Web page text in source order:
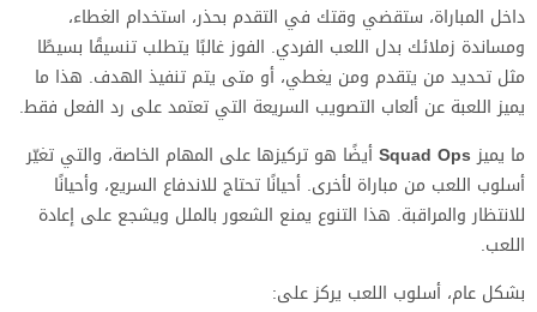
داخل المباراة، ستقضي وقتك في التقدم بحذر، استخدام الغطاء،
ومساندة زملائك بدل اللعب الفردي. الفوز غالبًا يتطلب تنسيقًا بسيطًا
مثل تحديد من يتقدم ومن يغطي، أو متى يتم تنفيذ الهدف. هذا ما
يميز اللعبة عن ألعاب التصويب السريعة التي تعتمد على رد الفعل فقط.
ما يميزSquad Opsأيضًا هو تركيزها على المهام الخاصة، والتي تغيّر
أسلوب اللعب من مباراة لأخرى. أحيانًا تحتاج للاندفاع السريع، وأحيانًا
للانتظار والمراقبة. هذا التنوع يمنع الشعور بالملل ويشجع على إعادة
اللعب.
بشكل عام، أسلوب اللعب يركز على: